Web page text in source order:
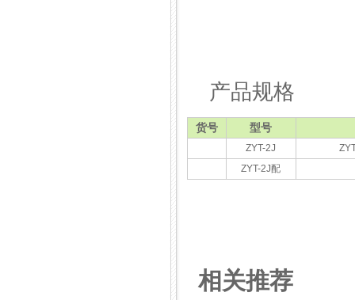
产品规格
货号 型号
ZYT-2J
ZYT-2J配
相关推荐